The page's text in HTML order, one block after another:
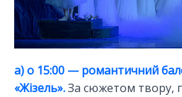
а) о 15:00 — романтичний
«Жізель».За сюжетом твору,